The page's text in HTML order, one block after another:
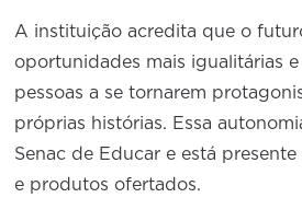
A instituição acredita que o
oportunidades mais igualitárias
pessoas a se tornarem
próprias histórias. Essa
Senac de Educar e está
e produtos ofertados.